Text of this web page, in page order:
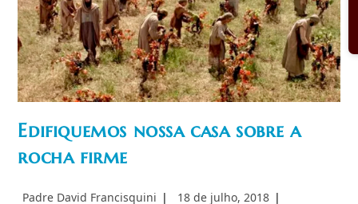
Edifiquemos nossa casa sobre a
rocha firme
Autor
Padre David Francisquini
Post
18 de julho, 2018